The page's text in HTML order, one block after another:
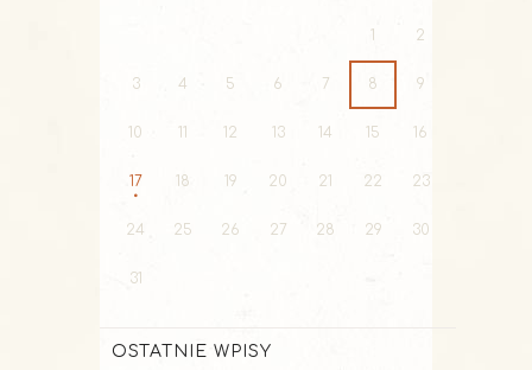
2
3 4 5 6 7 8 9
10 11 12 13 14 15 16
17 18 19 20 21 22 23
24 25 26 27 28 29 30
31
OSTATNIE WPISY